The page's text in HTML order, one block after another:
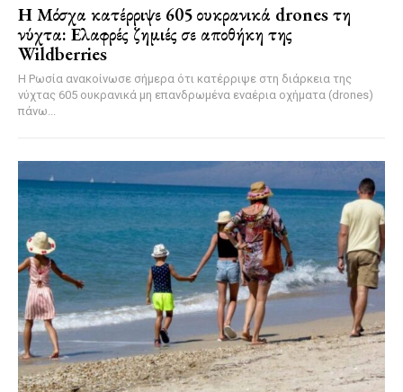
Η Μόσχα κατέρριψε 605 ουκρανικά drones τη
νύχτα: Ελαφρές ζημιές σε αποθήκη της
Wildberries
Η Ρωσία ανακοίνωσε σήμερα ότι κατέρριψε στη διάρκεια της
νύχτας 605 ουκρανικά μη επανδρωμένα εναέρια οχήματα (drones)
πάνω...